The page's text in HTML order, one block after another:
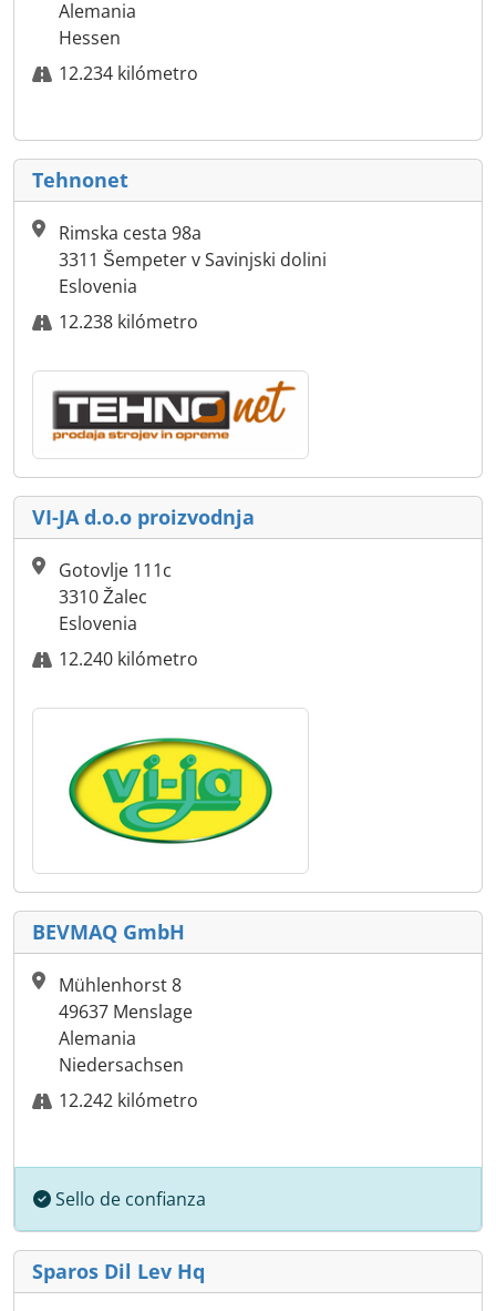
Alemania
Hessen
12.234 kilómetro
Tehnonet
Rimska cesta 98a
3311 Šempeter v Savinjski dolini
Eslovenia
12.238 kilómetro
VI-JA d.o.o proizvodnja
Gotovlje 111c
3310 Žalec
Eslovenia
12.240 kilómetro
BEVMAQ GmbH
Mühlenhorst 8
49637 Menslage
Alemania
Niedersachsen
12.242 kilómetro
Sello de confianza
Sparos Dil Lev Hq